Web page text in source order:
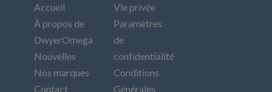
Accueil
À propos de
DwyerOmega
Nouvelles
Nos marques
Contact
Vie privée
Paramètres
de
confidentialité
Conditions
Générales